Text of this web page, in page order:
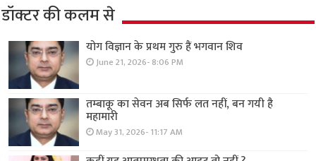
डॉक्टर की कलम से
योग विज्ञान के प्रथम गुरु हैं भगवान शिव
June 21, 2026- 8:06 PM
तम्बाकू का सेवन अब सिर्फ लत नहीं, बन गयी है
महामारी
May 31, 2026- 11:17 AM